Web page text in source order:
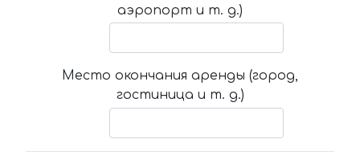
аэропорт и т. д.)
Место окончания аренды (город,
гостиница и т. д.)